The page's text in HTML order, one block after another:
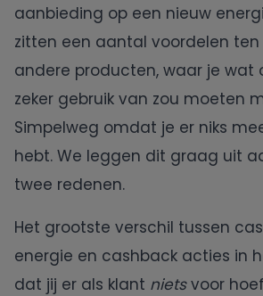
aanbieding op een nieuw
zitten een aantal voordelen
andere producten, waar je wat
zeker gebruik van zou moeten
Simpelweg omdat je er niks
hebt. We leggen dit graag uit
twee redenen.
Het grootste verschil tussen
energie en cashback acties in
dat jij er als klant nietsvoor